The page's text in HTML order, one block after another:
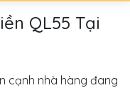
QL55 Tại
cạnh nhà hàng đang